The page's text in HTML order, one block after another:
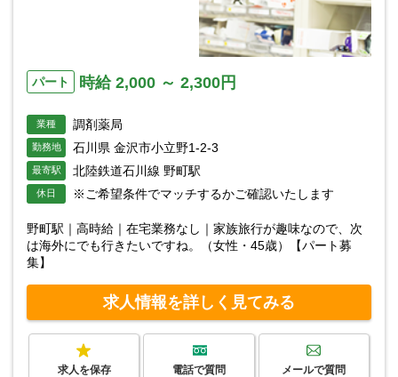
パート 時給 2,000 ～ 2,300円
業種 調剤薬局
勤務地 石川県 金沢市小立野1-2-3
最寄駅 北陸鉄道石川線 野町駅
休日 ※ご希望条件でマッチするかご確認いたします
野町駅｜高時給｜在宅業務なし｜家族旅行が趣味なので、次
は海外にでも行きたいですね。（女性・45歳）【パート募
集】
求人情報を詳しく見てみる
求人を保存 電話で質問 メールで質問